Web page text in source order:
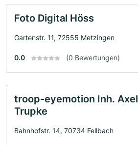
Foto Digital Höss
Gartenstr. 11, 72555 Metzingen
0.0 (0 Bewertungen)
troop-eyemotion Inh. Axel
Trupke
Bahnhofstr. 14, 70734 Fellbach